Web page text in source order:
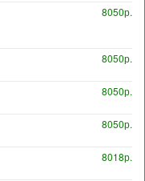
8050р.
8050р.
8050р.
8050р.
8018р.